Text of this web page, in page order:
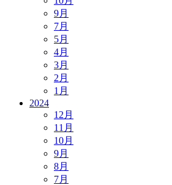
9月
7月
5月
4月
3月
2月
1月
2024
12月
11月
10月
9月
8月
7月